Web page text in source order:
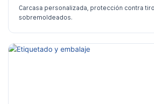
Carcasa personalizada, protección contra
sobremoldeados.